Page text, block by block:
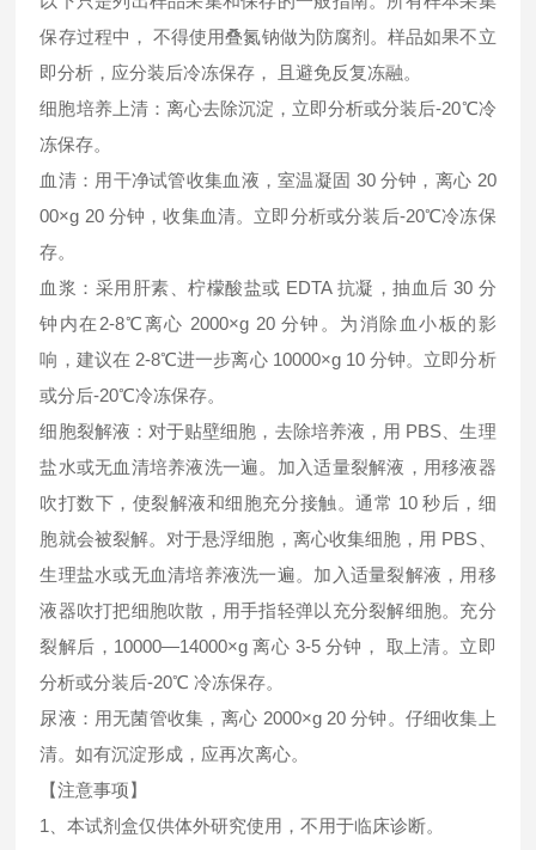
保存过程中， 不得使用叠氮钠做为防腐剂。样品如果不立
即分析，应分装后冷冻保存， 且避免反复冻融。
细胞培养上清：离心去除沉淀，立即分析或分装后-20℃冷
冻保存。
血清：用干净试管收集血液，室温凝固 30 分钟，离心 20
00×g 20 分钟，收集血清。立即分析或分装后-20℃冷冻保
存。
血浆：采用肝素、柠檬酸盐或 EDTA 抗凝，抽血后 30 分
钟内在2-8℃离心 2000×g 20 分钟。为消除血小板的影
响，建议在 2-8℃进一步离心 10000×g 10 分钟。立即分析
或分后-20℃冷冻保存。
细胞裂解液：对于贴壁细胞，去除培养液，用 PBS、生理
盐水或无血清培养液洗一遍。加入适量裂解液，用移液器
吹打数下，使裂解液和细胞充分接触。通常 10 秒后，细
胞就会被裂解。对于悬浮细胞，离心收集细胞，用 PBS、
生理盐水或无血清培养液洗一遍。加入适量裂解液，用移
液器吹打把细胞吹散，用手指轻弹以充分裂解细胞。充分
裂解后，10000—14000×g 离心 3-5 分钟， 取上清。立即
分析或分装后-20℃ 冷冻保存。
尿液：用无菌管收集，离心 2000×g 20 分钟。仔细收集上
清。如有沉淀形成，应再次离心。
【注意事项】
1、本试剂盒仅供体外研究使用，不用于临床诊断。